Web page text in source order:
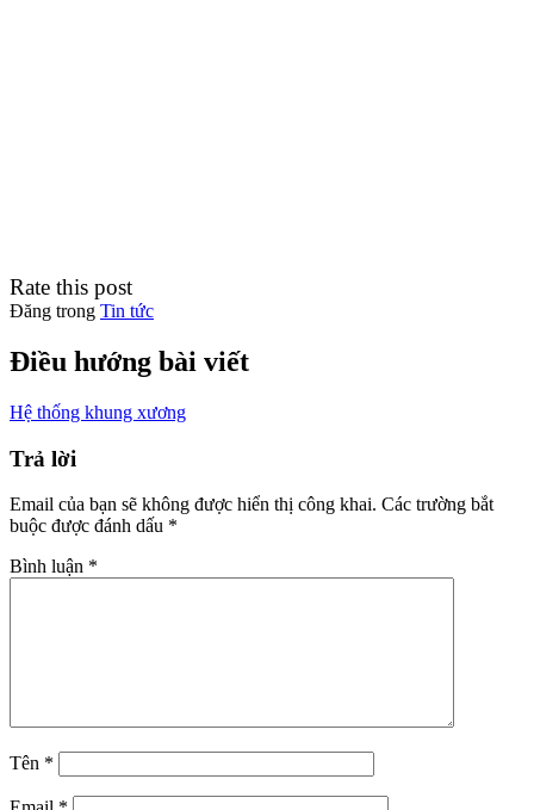
Rate this post
Đăng trong Tin tức
Điều hướng bài viết
Hệ thống khung xương
Trả lời
Email của bạn sẽ không được hiển thị công khai. Các trường bắt
buộc được đánh dấu *
Bình luận *
Tên *